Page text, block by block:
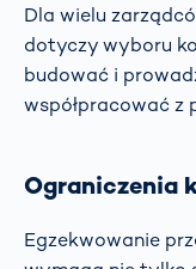
Dla wielu
dotyczy wyboru
budować i
współpracować z
Ograniczenia
Egzekwowanie